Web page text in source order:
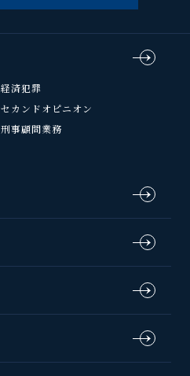
経済犯罪
セカンドオピニオン
刑事顧問業務